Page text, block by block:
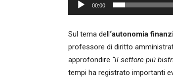
00:00
Sul tema dell‘autonomia
professore di diritto
approfondire “il settore più
tempi ha registrato importanti